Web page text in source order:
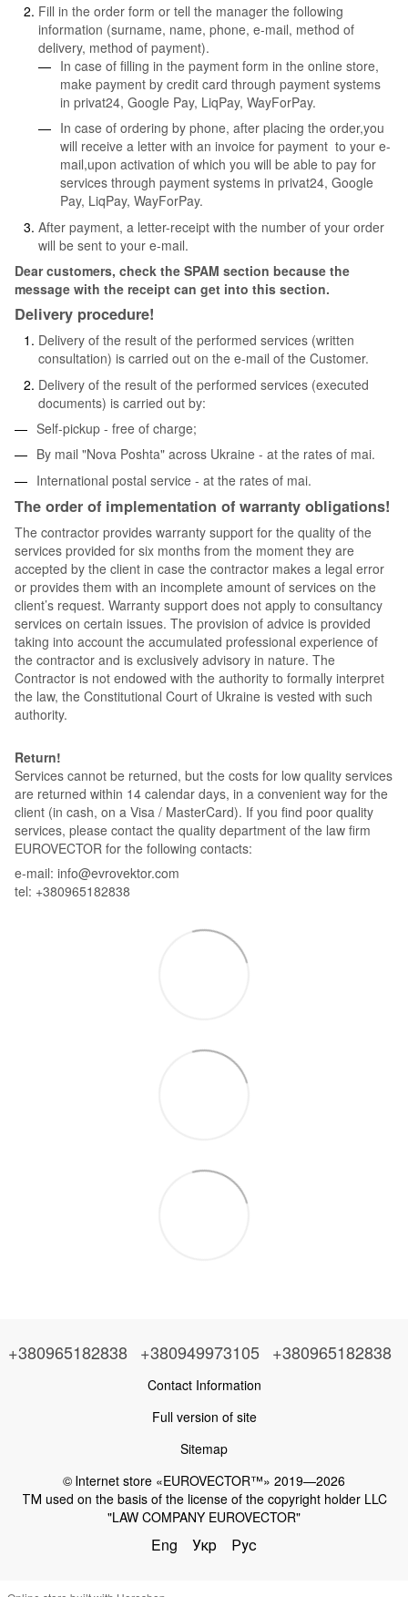
Fill in the order form or tell the manager the following
information (surname, name, phone, e-mail, method of
delivery, method of payment).
In case of filling in the payment form in the online store,
make payment by credit card through payment systems
in privat24, Google Pay, LiqPay, WayForPay.
In case of ordering by phone, after placing the order,you
will receive a letter with an invoice for payment to your e-
mail,upon activation of which you will be able to pay for
services through payment systems in privat24, Google
Pay, LiqPay, WayForPay.
After payment, a letter-receipt with the number of your order
will be sent to your e-mail.
Dear customers, check the SPAM section because the
message with the receipt can get into this section.
Delivery procedure!
Delivery of the result of the performed services (written
consultation) is carried out on the e-mail of the Customer.
Delivery of the result of the performed services (executed
documents) is carried out by:
Self-pickup - free of charge;
By mail "Nova Poshta" across Ukraine - at the rates of mai.
International postal service - at the rates of mai.
The order of implementation of warranty obligations!
The contractor provides warranty support for the quality of the
services provided for six months from the moment they are
accepted by the client in case the contractor makes a legal error
or provides them with an incomplete amount of services on the
client’s request. Warranty support does not apply to consultancy
services on certain issues. The provision of advice is provided
taking into account the accumulated professional experience of
the contractor and is exclusively advisory in nature. The
Contractor is not endowed with the authority to formally interpret
the law, the Constitutional Court of Ukraine is vested with such
authority.
Return!
Services cannot be returned, but the costs for low quality services
are returned within 14 calendar days, in a convenient way for the
client (in cash, on a Visa / MasterCard). If you find poor quality
services, please contact the quality department of the law firm
EUROVECTOR for the following contacts:
e-mail: info@evrovektor.com
tel: +380965182838
+380965182838 +380949973105 +380965182838
Contact Information
Full version of site
Sitemap
© Іnternet store «EUROVECTOR™» 2019—2026
ТМ used on the basis of the license of the copyright holder LLC
"LAW COMPANY EUROVECTOR"
Eng Укр Рус